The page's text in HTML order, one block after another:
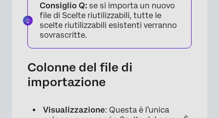
Consiglio Q: se si importa un nuovo
file di Scelte riutilizzabili, tutte le
scelte riutilizzabili esistenti verranno
sovrascritte.
Colonne del file di
importazione
Visualizzazione: Questa è l’unica